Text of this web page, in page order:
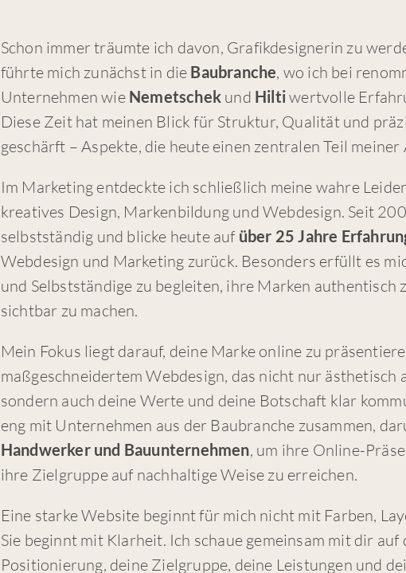
Schon immer träumte ich davon, Grafikdesignerin zu
führte mich zunächst in die Baubranche, wo ich bei
Unternehmen wie Nemetschek und Hiltiwertvolle
Diese Zeit hat meinen Blick für Struktur, Qualität und
geschärft – Aspekte, die heute einen zentralen Teil meiner
Im Marketing entdeckte ich schließlich meine wahre
kreatives Design, Markenbildung und Webdesign. Seit
selbstständig und blicke heute auf über 25 Jahre
Webdesign und Marketing zurück. Besonders erfüllt es
und Selbstständige zu begleiten, ihre Marken authentisch
sichtbar zu machen.
Mein Fokus liegt darauf, deine Marke online zu
maßgeschneidertem Webdesign, das nicht nur ästhetisch
sondern auch deine Werte und deine Botschaft klar
eng mit Unternehmen aus der Baubranche zusammen,
Handwerker und Bauunternehmen, um ihre Online-
ihre Zielgruppe auf nachhaltige Weise zu erreichen.
Eine starke Website beginnt für mich nicht mit Farben,
Sie beginnt mit Klarheit. Ich schaue gemeinsam mit dir auf
Positionierung, deine Zielgruppe, deine Leistungen und